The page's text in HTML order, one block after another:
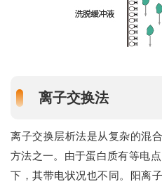
离子交换法
离子交换层析法是从复杂的混
方法之一。由于蛋白质有等电
下，其带电状况也不同。阳离